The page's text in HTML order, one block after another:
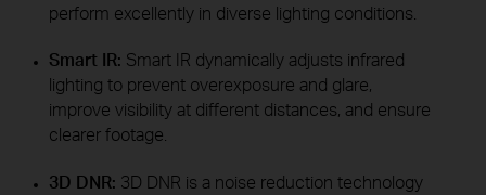
perform excellently in diverse lighting conditions.
Smart IR: Smart IR dynamically adjusts infrared
lighting to prevent overexposure and glare,
improve visibility at different distances, and ensure
clearer footage.
3D DNR: 3D DNR is a noise reduction technology